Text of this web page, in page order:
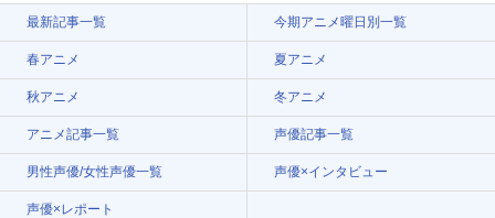
最新記事一覧 今期アニメ曜日別一覧
春アニメ 夏アニメ
秋アニメ 冬アニメ
アニメ記事一覧 声優記事一覧
男性声優/女性声優一覧 声優×インタビュー
声優×レポート